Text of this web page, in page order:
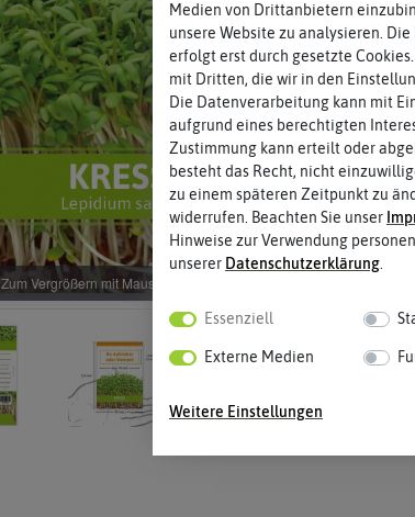
Zum Vergrößern mit Maus über das Bild fahren
Medien von Drittanbietern
unsere Website zu analysieren.
erfolgt erst durch gesetzte
mit Dritten, die wir in den
Die Datenverarbeitung kann mit
aufgrund eines berechtigten
Zustimmung kann erteilt oder
besteht das Recht, nicht
zu einem späteren Zeitpunkt zu
widerrufen. Beachten Sie unser
Hinweise zur Verwendung
unserer Daten­schutz­erklärung.
Essenziell
Externe Medien
Weitere Einstellungen